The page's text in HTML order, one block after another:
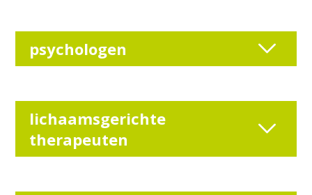
psychologen
lichaamsgerichte
therapeuten